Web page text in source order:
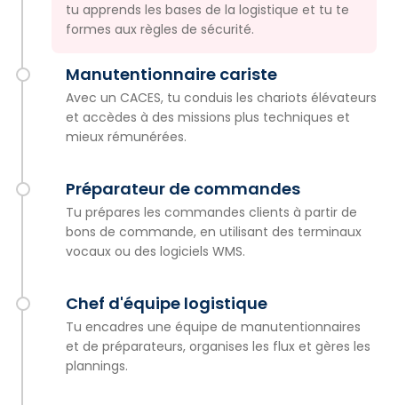
tu apprends les bases de la logistique et tu te
formes aux règles de sécurité.
Manutentionnaire cariste
Avec un CACES, tu conduis les chariots élévateurs
et accèdes à des missions plus techniques et
mieux rémunérées.
Préparateur de commandes
Tu prépares les commandes clients à partir de
bons de commande, en utilisant des terminaux
vocaux ou des logiciels WMS.
Chef d'équipe logistique
Tu encadres une équipe de manutentionnaires
et de préparateurs, organises les flux et gères les
plannings.